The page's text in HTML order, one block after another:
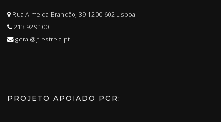
Rua Almeida Brandão, 39-1200-602 Lisboa
213 929 100
geral@jf-estrela.pt
PROJETO APOIADO POR: